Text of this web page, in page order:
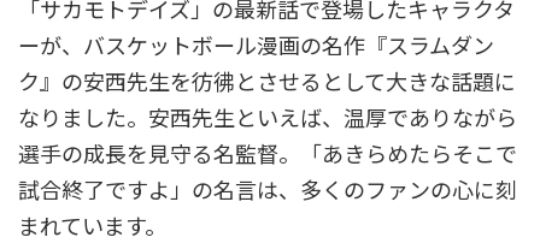
「サカモトデイズ」の最新話で登場したキャラクタ
ーが、バスケットボール漫画の名作『スラムダン
ク』の安西先生を彷彿とさせるとして大きな話題に
なりました。安西先生といえば、温厚でありながら
選手の成長を見守る名監督。「あきらめたらそこで
試合終了ですよ」の名言は、多くのファンの心に刻
まれています。